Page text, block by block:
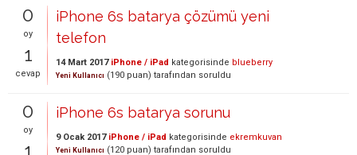
0
oy
1
cevap
iPhone 6s batarya çözümü yeni
telefon
14 Mart 2017 iPhone / iPad kategorisinde blueberry
Yeni Kullanıcı (190 puan) tarafından soruldu
0
oy
iPhone 6s batarya sorunu
9 Ocak 2017 iPhone / iPad kategorisinde ekremkuvan
Yeni Kullanıcı (120 puan) tarafından soruldu